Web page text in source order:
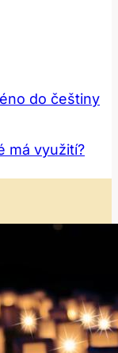
do češtiny
má využití?